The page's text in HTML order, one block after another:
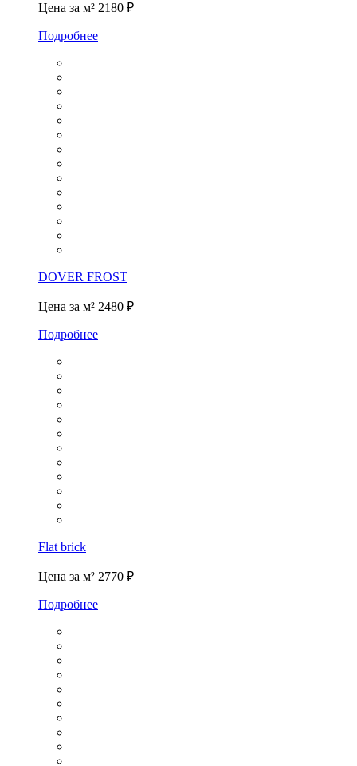
Цена за м² 2180 ₽
Подробнее
DOVER FROST
Цена за м² 2480 ₽
Подробнее
Flat brick
Цена за м² 2770 ₽
Подробнее